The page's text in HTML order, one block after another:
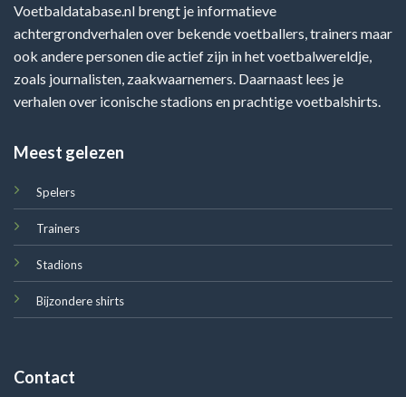
Voetbaldatabase.nl brengt je informatieve
achtergrondverhalen over bekende voetballers, trainers maar
ook andere personen die actief zijn in het voetbalwereldje,
zoals journalisten, zaakwaarnemers. Daarnaast lees je
verhalen over iconische stadions en prachtige voetbalshirts.
Meest gelezen
Spelers
Trainers
Stadions
Bijzondere shirts
Contact